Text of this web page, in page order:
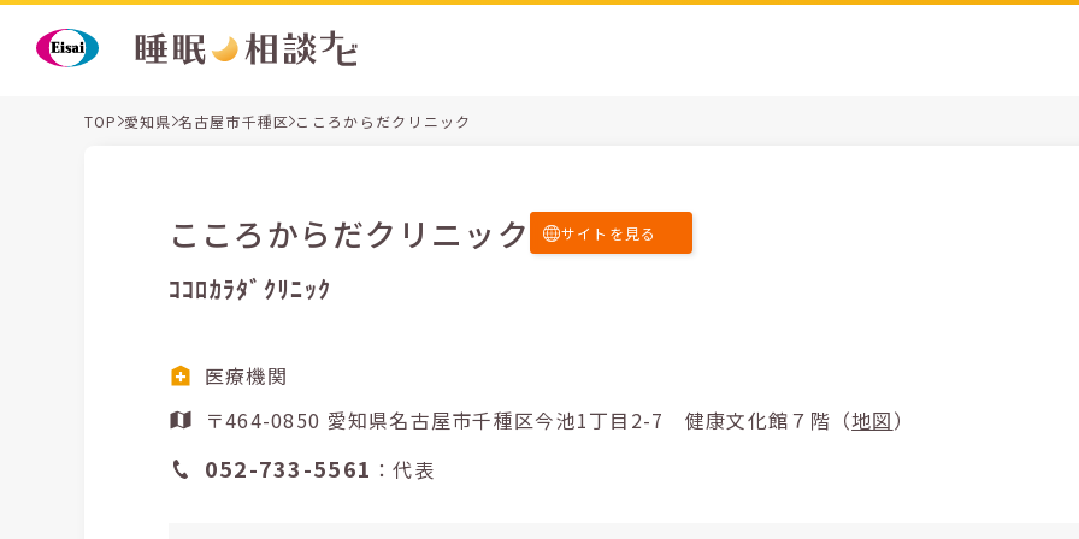
TOP 愛知県 名古屋市千種区 こころからだクリニック
こころからだクリニック サイトを見る
ｺｺﾛｶﾗﾀﾞｸﾘﾆｯｸ
医療機関
〒464-0850 愛知県名古屋市千種区今池1丁目2-7 健康文化館７階（地図）
052-733-5561 ：代表